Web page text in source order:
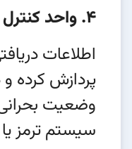
4. واحد کنترل الکترونیکی (ECU):
اطلاعات
پردازش
وضعیت
سیستم ترمز